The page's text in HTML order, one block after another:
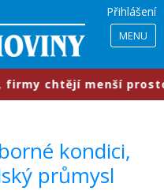
Přihlášení
MENU
menší prostory,
kondici,
průmysl